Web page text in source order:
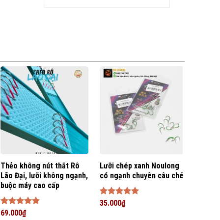
Thẻo không nút thắt Rô
Lão Đại, lưỡi không ngạnh,
buộc máy cao cấp
Được xếp
69.000₫
Lưỡi chép xanh Noulong
có ngạnh chuyên câu chép
Được xếp
35.000₫